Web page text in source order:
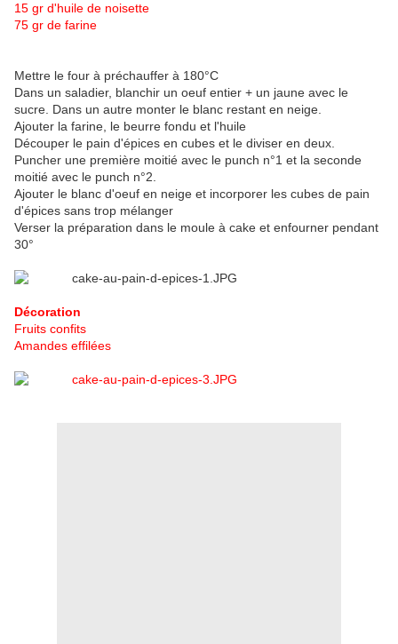
15 gr d'huile de noisette
75 gr de farine
Mettre le four à préchauffer à 180°C
Dans un saladier, blanchir un oeuf entier + un jaune avec le
sucre. Dans un autre monter le blanc restant en neige.
Ajouter la farine, le beurre fondu et l'huile
Découper le pain d'épices en cubes et le diviser en deux.
Puncher une première moitié avec le punch n°1 et la seconde
moitié avec le punch n°2.
Ajouter le blanc d'oeuf en neige et incorporer les cubes de pain
d'épices sans trop mélanger
Verser la préparation dans le moule à cake et enfourner pendant
30°
Décoration
Fruits confits
Amandes effilées